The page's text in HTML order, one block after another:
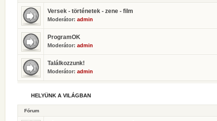
Versek - történetek - zene - film
Moderátor: admin
ProgramOK
Moderátor: admin
Találkozzunk!
Moderátor: admin
HELYÜNK A VILÁGBAN
Fórum